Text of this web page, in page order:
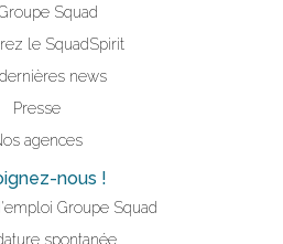
Squad
le SquadSpirit
news
Presse
agences
nous !
Groupe Squad
spontanée